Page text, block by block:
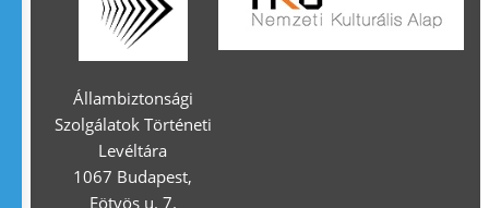
Állambiztonsági
Szolgálatok Történeti
Levéltára
1067 Budapest,
Eötvös u. 7.